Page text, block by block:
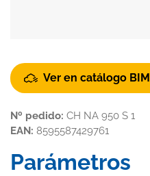
Ver en catálogo BIM
Nº pedido: CH NA 950 S 1
EAN: 8595587429761
Parámetros